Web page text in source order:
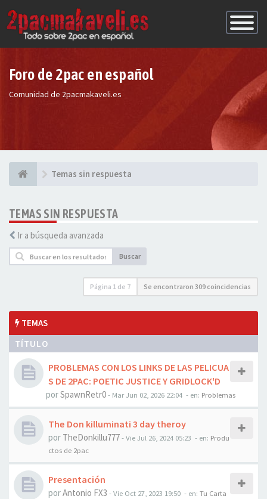
de
Foro de 2pac en español
Comunidad de 2pacmakaveli.es
Temas sin respuesta
TEMAS SIN RESPUESTA
Ir a búsqueda avanzada
Buscar
Página 1 de 7 Se encontraron 309 coincidencias
TEMAS
TÍTULO
PROBLEMAS CON LOS LINKS DE LAS PELICUA
S DE 2PAC: POETIC JUSTICE Y GRIDLOCK'D
porSpawnRetr0- Mar Jun 02, 2026 22:04 - en: Problemas
The Don killuminati 3 day theroy
por TheDonkillu777-Vie Jul 26, 2024 05:23 - en: Produ
ctos de 2pac
Presentación
porAntonio FX3 -Vie Oct 27, 2023 19:50 - en: Tu Carta